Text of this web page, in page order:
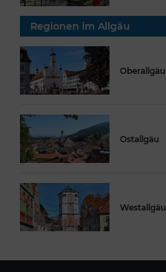
Regionen im Allgäu
Oberallgäu
Ostallgäu
Westallgäu